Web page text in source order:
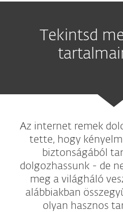
Tekintsd
Az internet remek
tette, hogy
biztonságából
dolgozhassunk - de
meg a világháló
alábbiakban
olyan hasznos